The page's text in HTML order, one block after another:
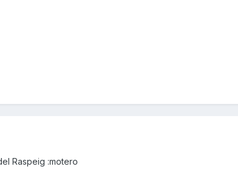
Raspeig :motero